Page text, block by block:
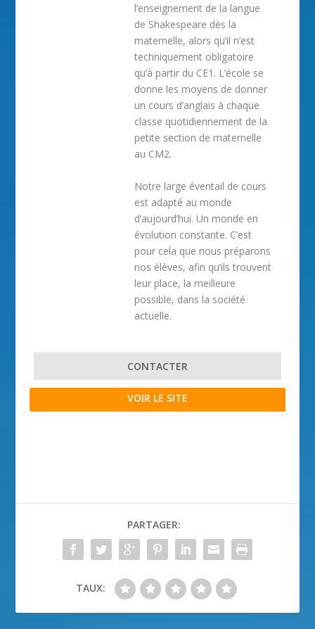
l’enseignement de la langue
de Shakespeare dès la
maternelle, alors qu’il n’est
techniquement obligatoire
qu’à partir du CE1. L’école se
donne les moyens de donner
un cours d’anglais à chaque
classe quotidiennement de la
petite section de maternelle
au CM2.
Notre large éventail de cours
est adapté au monde
d’aujourd’hui. Un monde en
évolution constante. C’est
pour cela que nous préparons
nos élèves, afin qu’ils trouvent
leur place, la meilleure
possible, dans la société
actuelle.
CONTACTER
VOIR LE SITE
PARTAGER:
TAUX: